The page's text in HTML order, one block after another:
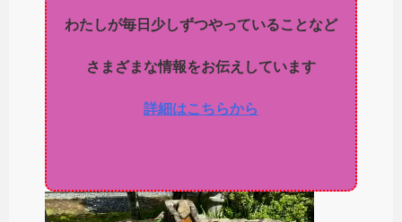
わたしが毎日少しずつやっていることなど
さまざまな情報をお伝えしています
詳細はこちらから